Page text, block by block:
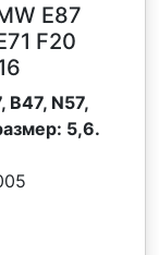
Е87
F20
B47, N57,
5,6.